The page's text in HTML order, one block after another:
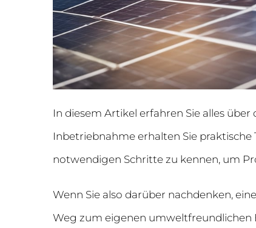
In diesem Artikel erfahren Sie alles
Inbetriebnahme erhalten Sie praktische
notwendigen Schritte zu kennen, um
Wenn Sie also darüber nachdenken,
Weg zum eigenen umweltfreundlichen